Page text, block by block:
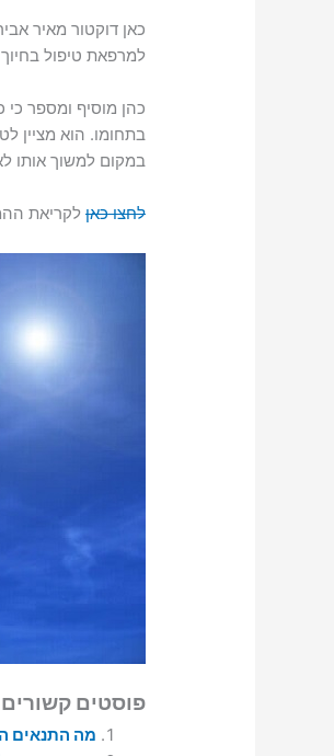
כאן דוקטור מאיר
למרפאת טיפול
כהן מוסיף ומספר
בתחומו. הוא מציין
במקום למשוך אותו
לחצו כאן לקריאת
פוסטים
מה התנאים